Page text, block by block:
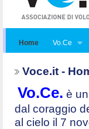
Home Vo.Ce
Voce.it -
Vo.Ce. è
dal coraggio
al cielo il 7